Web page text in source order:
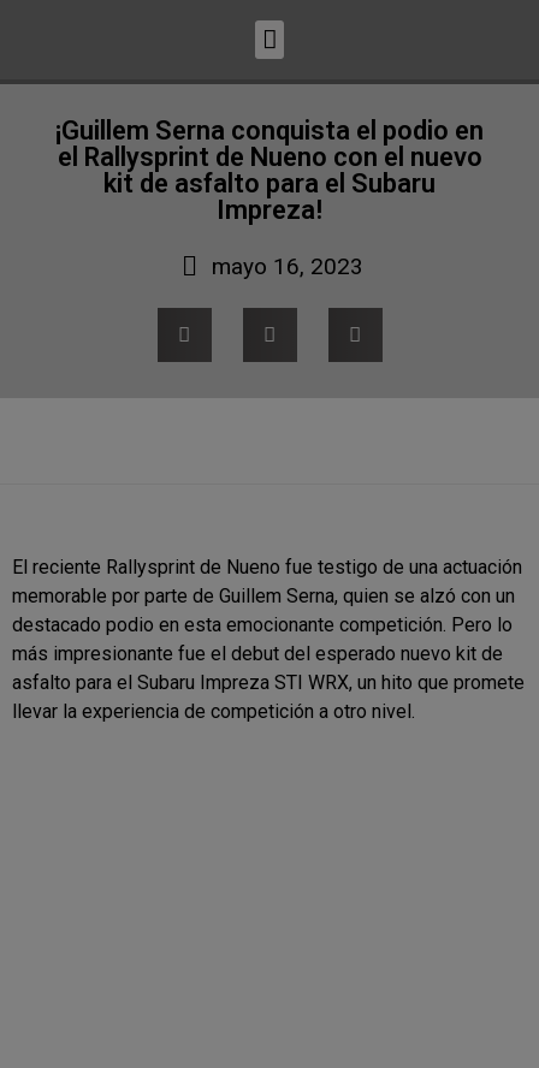
¡Guillem Serna conquista el podio en
el Rallysprint de Nueno con el nuevo
kit de asfalto para el Subaru
Impreza!
mayo 16, 2023
El reciente Rallysprint de Nueno fue testigo de una actuación
memorable por parte de Guillem Serna, quien se alzó con un
destacado podio en esta emocionante competición. Pero lo
más impresionante fue el debut del esperado nuevo kit de
asfalto para el Subaru Impreza STI WRX, un hito que promete
llevar la experiencia de competición a otro nivel.